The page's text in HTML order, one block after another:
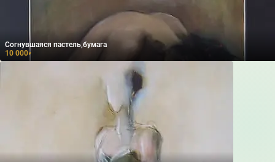
Согнувшаяся пастель,бумага
10 000₽